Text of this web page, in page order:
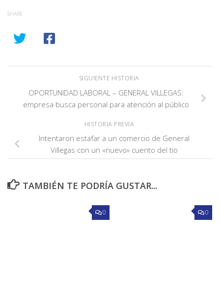
SHARE
SIGUIENTE HISTORIA
OPORTUNIDAD LABORAL – GENERAL VILLEGAS:
empresa busca personal para atención al público
HISTORIA PREVIA
Intentaron estafar a un comercio de General
Villegas con un «nuevo» cuento del tío
TAMBIÉN TE PODRÍA GUSTAR...
0 0